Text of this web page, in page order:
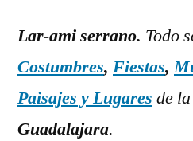
Lar-ami serrano. Todo
Costumbres, Fiestas,
Paisajes y Lugares de la
Guadalajara.